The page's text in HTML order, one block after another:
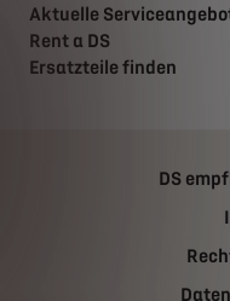
Aktuelle
Rent a DS
Ersatzteile finden
DS